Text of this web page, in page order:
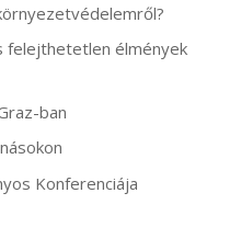
felejthetetlen élmények
ban
Konferenciája